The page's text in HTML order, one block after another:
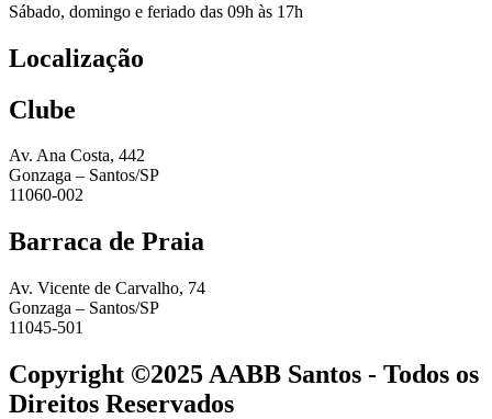
Sábado, domingo e feriado das 09h às 17h
Localização
Clube
Av. Ana Costa, 442
Gonzaga – Santos/SP
11060-002
Barraca de Praia
Av. Vicente de Carvalho, 74
Gonzaga – Santos/SP
11045-501
Copyright ©2025 AABB Santos - Todos os
Direitos Reservados